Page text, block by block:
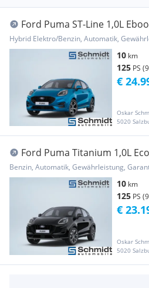
Ford Puma ST-Line 1,0L
A FWD
Hybrid Elektro/Benzin, Automatik,
10 km
125 PS
Oskar
5020
€
Ford Puma Titanium 1,0L
125PS A FWD
Benzin, Automatik, Gewährleistung,
10 km
125 PS
Oskar
5020
€